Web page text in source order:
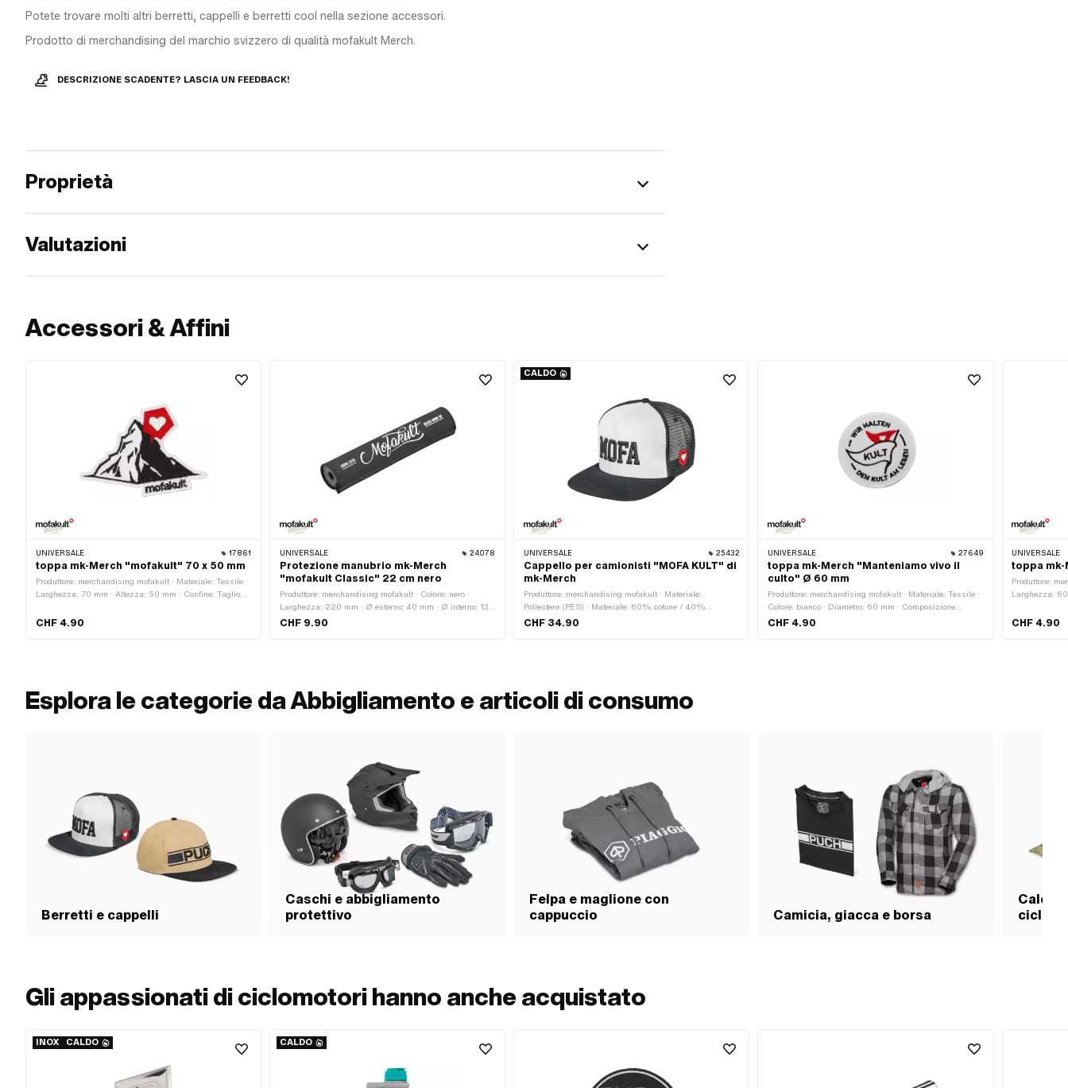
Potete trovare molti altri berretti, cappelli e berretti cool nella sezione accessori.
Prodotto di merchandising del marchio svizzero di qualità mofakult Merch.
DESCRIZIONE SCADENTE? LASCIA UN FEEDBACK!
Proprietà
Valutazioni
Accessori & Affini
UNIVERSALE 17861
toppa mk-Merch "mofakult" 70 x 50 mm
Produttore: merchandising mofakult · Materiale: Tessile ·
Larghezza: 70 mm · Altezza: 50 mm · Confine: Taglio
Superficie di stiratura con adesivo
CHF 4.90
UNIVERSALE 24078
Protezione manubrio mk-Merch
"mofakult Classic" 22 cm nero
Produttore: merchandising mofakult · Colore: nero ·
Larghezza: 220 mm · Ø esterno: 40 mm · Ø interno: 13
mm
CHF 9.90
CALDO
UNIVERSALE 25432
Cappello per camionisti "MOFA KULT" di
mk-Merch
Produttore: merchandising mofakult · Materiale:
Poliestere (PES) · Materiale: 60% cotone / 40%
poliestere · Etichetta: biologico/ecologico · Colore: bianco ·
CHF 34.90
UNIVERSALE 27649
toppa mk-Merch "Manteniamo vivo il
culto" Ø 60 mm
Produttore: merchandising mofakult · Materiale: Tessile ·
Colore: bianco · Diametro: 60 mm · Composizione
posteriore: Superficie di stiratura con adesivo
CHF 4.90
UNIVERSALE
toppa mk-
Produttore:
Larghezza:
CHF 4.90
Esplora le categorie da Abbigliamento e articoli di consumo
Berretti e cappelli
Caschi e abbigliamento
protettivo
Felpa e maglione con
cappuccio
Camicia, giacca e borsa
Gli appassionati di ciclomotori hanno anche acquistato
INOX CALDO CALDO